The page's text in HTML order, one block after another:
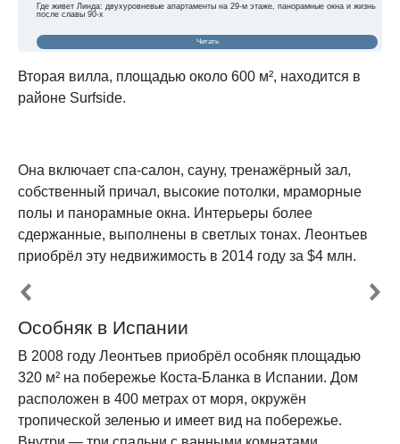
Где живет Линда: двухуровневые апартаменты на 29-м этаже, панорамные окна и жизнь
после славы 90-х
Читать
Вторая вилла, площадью около 600 м², находится в
районе Surfside.
Она включает спа-салон, сауну, тренажёрный зал,
собственный причал, высокие потолки, мраморные
полы и панорамные окна. Интерьеры более
сдержанные, выполнены в светлых тонах. Леонтьев
приобрёл эту недвижимость в 2014 году за $4 млн.
Особняк в Испании
В 2008 году Леонтьев приобрёл особняк площадью
320 м² на побережье Коста-Бланка в Испании. Дом
расположен в 400 метрах от моря, окружён
тропической зеленью и имеет вид на побережье.